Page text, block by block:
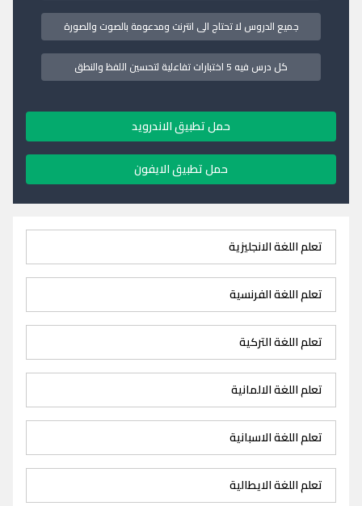
جميع الدروس لا تحتاج الى انترنت ومدعومة بالصوت والصورة
كل درس فيه 5 اختبارات تفاعلية لتحسين اللفظ والنطق
حمل تطبيق الاندرويد
حمل تطبيق الايفون
تعلم اللغة الانجليزية
تعلم اللغة الفرنسية
تعلم اللغة التركية
تعلم اللغة الالمانية
تعلم اللغة الاسبانية
تعلم اللغة الايطالية